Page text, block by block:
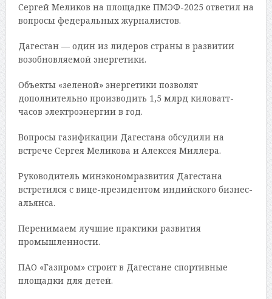
Сергей Меликов на площадке ПМЭФ-2025 ответил на
вопросы федеральных журналистов.
Дагестан — один из лидеров страны в развитии
возобновляемой энергетики.
Объекты «зеленой» энергетики позволят
дополнительно производить 1,5 млрд киловатт-
часов электроэнергии в год.
Вопросы газификации Дагестана обсудили на
встрече Сергея Меликова и Алексея Миллера.
Руководитель минэкономразвития Дагестана
встретился с вице-президентом индийского бизнес-
альянса.
Перенимаем лучшие практики развития
промышленности.
ПАО «Газпром» строит в Дагестане спортивные
площадки для детей.